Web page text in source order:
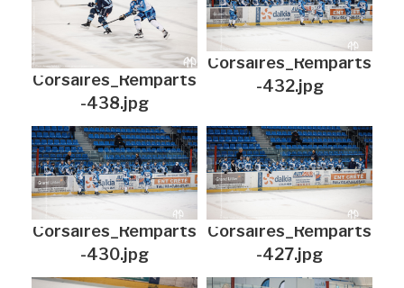
Corsaires_Remparts
-438.jpg
Corsaires_Remparts
-432.jpg
Corsaires_Remparts
-430.jpg
Corsaires_Remparts
-427.jpg